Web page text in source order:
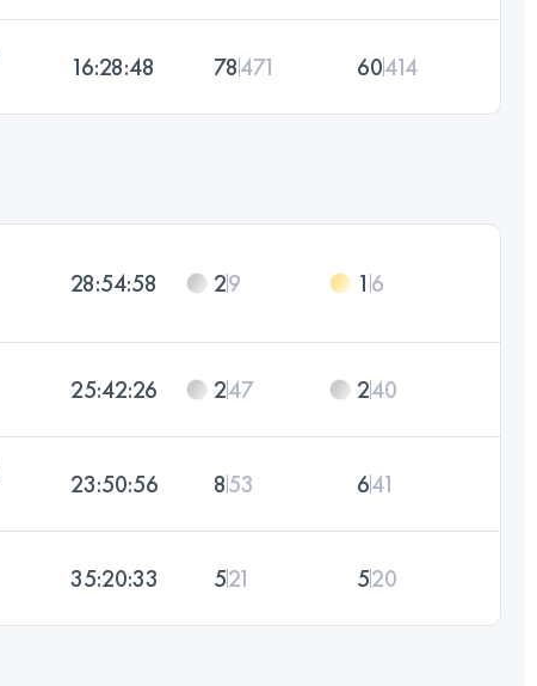
16:28:48 78471 60414
28:54:58 29 1 6
25:42:26 247 240
23:50:56 853 641
35:20:33 521 520